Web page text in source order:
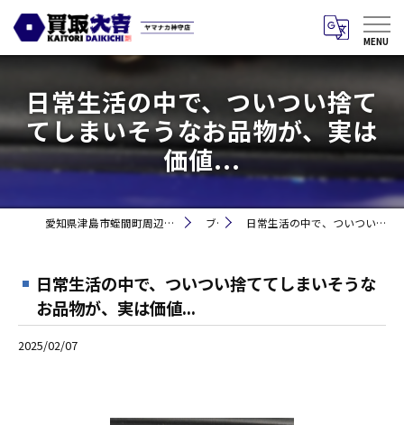
日常生活の中で、ついつい捨て
てしまいそうなお品物が、実は
価値...
愛知県津島市蛭間町周辺のお買取りなら買取大吉 ヤマナカ神守店 ブログ 日常生活の中で、ついつい捨ててしまいそうなお品物が、実は価値...
日常生活の中で、ついつい捨ててしまいそうな
お品物が、実は価値...
2025/02/07